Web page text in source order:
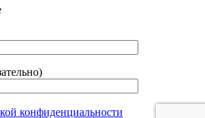
конфиденциальности